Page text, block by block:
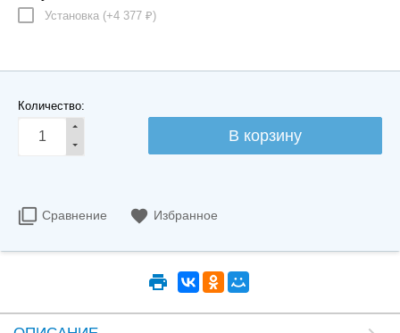
Установка (+4 377 ₽)
Количество:
Сравнение Избранное